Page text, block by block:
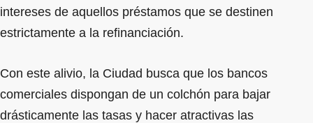
intereses de aquellos préstamos que se destinen
estrictamente a la refinanciación.
Con este alivio, la Ciudad busca que los bancos
comerciales dispongan de un colchón para bajar
drásticamente las tasas y hacer atractivas las